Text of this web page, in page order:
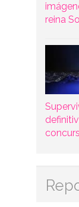
reina